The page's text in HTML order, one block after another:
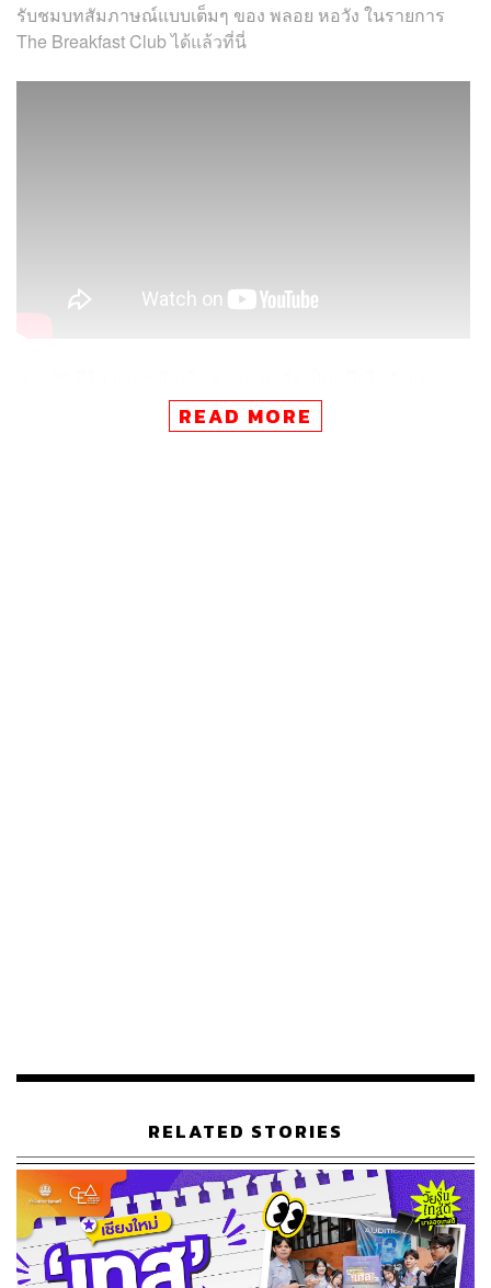
รับชมบทสัมภาษณ์แบบเต็มๆ ของ พลอย หอวัง ในรายการ
The Breakfast Club ได้แล้วที่นี่
สำคัญของผู้หญิงที่ไม่เคยหยุดนิ่ง และสามารถวิวัฒนาการตัว
เองให้ยังเป็นที่สนใจของคนรุ่นใหม่ในแต่ละยุคสมัย ตั้งแต่การ
READ MORE
RELATED STORIES